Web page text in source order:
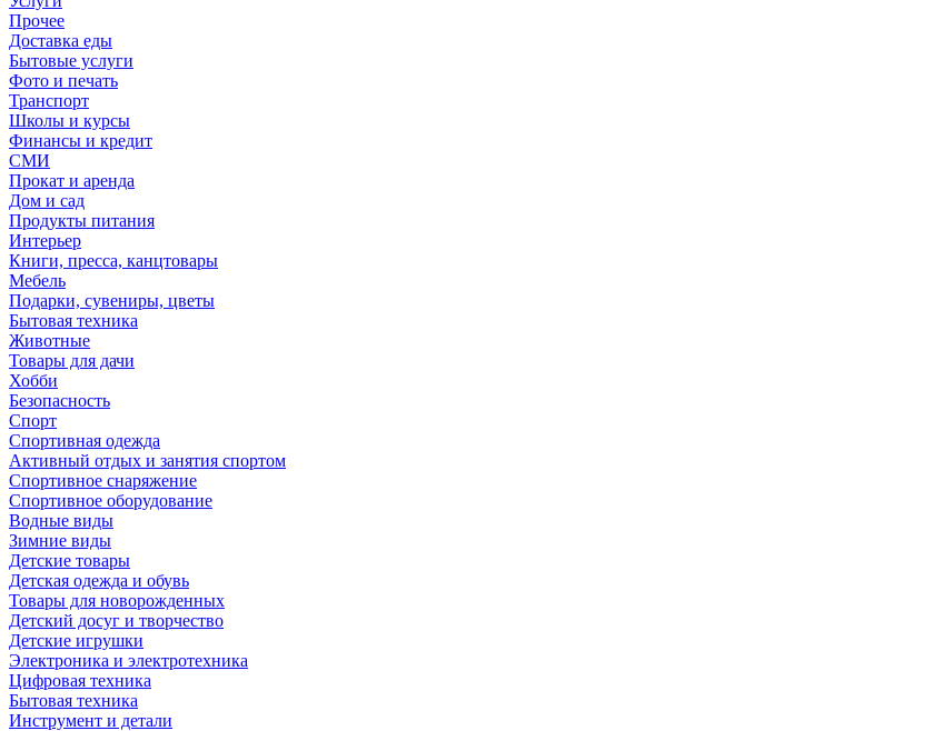
Прочее
Доставка еды
Бытовые услуги
Фото и печать
Транспорт
Школы и курсы
Финансы и кредит
СМИ
Прокат и аренда
Дом и сад
Продукты питания
Интерьер
Книги, пресса, канцтовары
Мебель
Подарки, сувениры, цветы
Бытовая техника
Животные
Товары для дачи
Хобби
Безопасность
Спорт
Спортивная одежда
Активный отдых и занятия спортом
Спортивное снаряжение
Спортивное оборудование
Водные виды
Зимние виды
Детские товары
Детская одежда и обувь
Товары для новорожденных
Детский досуг и творчество
Детские игрушки
Электроника и электротехника
Цифровая техника
Бытовая техника
Инструмент и детали